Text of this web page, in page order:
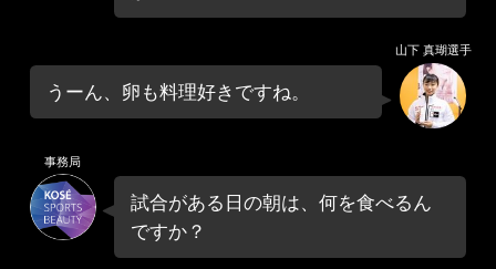
うーん、卵も料理好きですね。
山下 真瑚選手
事務局
試合がある日の朝は、何を食べるん
ですか？